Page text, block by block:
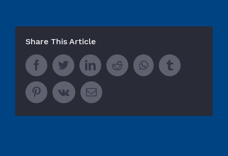
Share This Article